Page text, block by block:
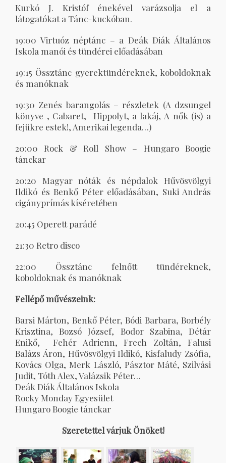
Kurkó J. Kristóf énekével varázsolja el a
látogatókat a Tánc-kuckóban.
19:00 Virtuóz néptánc – a Deák Diák Általános
Iskola manói és tündérei előadásában
19:15 Össztánc gyerektündéreknek, koboldoknak
és manóknak
19:30 Zenés barangolás – részletek (A dzsungel
könyve , Cabaret, Hippolyt, a lakáj, A nők (is) a
fejükre estek!, Amerikai legenda…)
20:00 Rock & Roll Show – Hungaro Boogie
tánckar
20:20 Magyar nóták és népdalok Hűvösvölgyi
Ildikó és Benkő Péter előadásában, Suki András
cigányprímás kíséretében
20:45 Operett parádé
21:30 Retro disco
22:00 Össztánc felnőtt tündéreknek,
koboldoknak és manóknak
Fellépő művészeink:
Barsi Márton, Benkő Péter, Bódi Barbara, Borbély
Krisztina, Bozsó József, Bodor Szabina, Détár
Enikő, Fehér Adrienn, Frech Zoltán, Falusi
Balázs Áron, Hűvösvölgyi Ildikó, Kisfaludy Zsófia,
Kovács Olga, Merk László, Pásztor Máté, Szilvási
Judit, Tóth Alex, Valázsik Péter…
Deák Diák Általános Iskola
Rocky Monday Egyesület
Hungaro Boogie tánckar
Szeretettel várjuk Önöket!